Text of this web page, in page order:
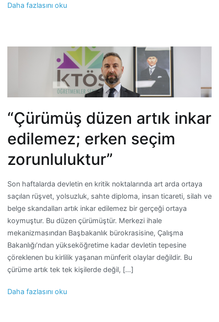
Daha fazlasını oku
“Çürümüş düzen artık inkar
edilemez; erken seçim
zorunluluktur”
Son haftalarda devletin en kritik noktalarında art arda ortaya
saçılan rüşvet, yolsuzluk, sahte diploma, insan ticareti, silah ve
belge skandalları artık inkar edilemez bir gerçeği ortaya
koymuştur. Bu düzen çürümüştür. Merkezi ihale
mekanizmasından Başbakanlık bürokrasisine, Çalışma
Bakanlığı’ndan yükseköğretime kadar devletin tepesine
çöreklenen bu kirlilik yaşanan münferit olaylar değildir. Bu
çürüme artık tek tek kişilerde değil, […]
Daha fazlasını oku